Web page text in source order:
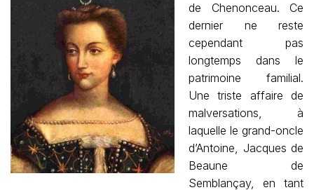
de Chenonceau. Ce
dernier ne reste
cependant pas
longtemps dans le
patrimoine familial.
Une triste affaire de
malversations, à
laquelle le grand-oncle
d’Antoine, Jacques de
Beaune de
Semblançay, en tant